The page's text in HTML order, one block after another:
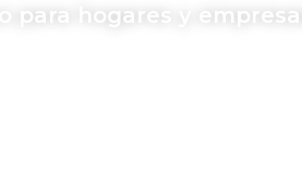
para hogares y